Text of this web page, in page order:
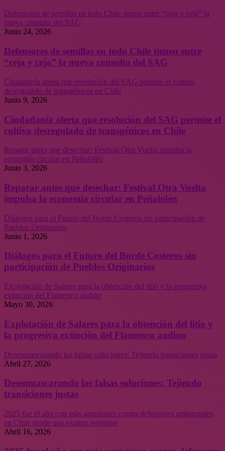
Defensores de semillas en todo Chile tienen entre “ceja y ceja” la
nueva consulta del SAG
Junio 24, 2026
Defensores de semillas en todo Chile tienen entre
“ceja y ceja” la nueva consulta del SAG
Ciudadanía alerta que resolución del SAG permite el cultivo
desregulado de transgénicos en Chile
Junio 9, 2026
Ciudadanía alerta que resolución del SAG permite el
cultivo desregulado de transgénicos en Chile
Reparar antes que desechar: Festival Otra Vuelta impulsa la
economía circular en Peñalolén
Junio 3, 2026
Reparar antes que desechar: Festival Otra Vuelta
impulsa la economía circular en Peñalolén
Diálogos para el Futuro del Borde Costeros sin participación de
Pueblos Originarios
Junio 1, 2026
Diálogos para el Futuro del Borde Costeros sin
participación de Pueblos Originarios
Explotación de Salares para la obtención del litio y la progresiva
extinción del Flamenco andino
Mayo 30, 2026
Explotación de Salares para la obtención del litio y
la progresiva extinción del Flamenco andino
Desenmascarando las falsas soluciones: Tejiendo transiciones justas
Abril 27, 2026
Desenmascarando las falsas soluciones: Tejiendo
transiciones justas
2025 fue el año con más agresiones contra defensores ambientales
en Chile desde que existen registros
Abril 16, 2026